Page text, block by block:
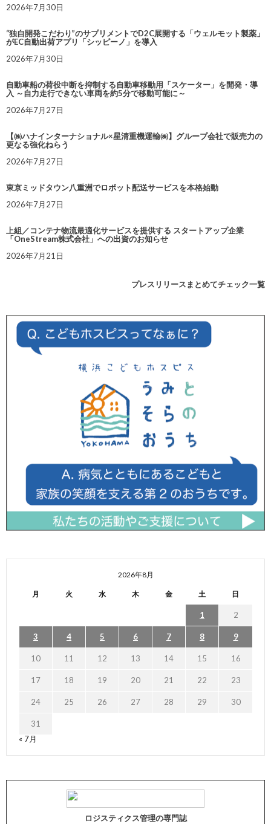
2026年7月30日
“独自開発こだわり”のサプリメントでD2C展開する「ウェルモット製薬」
がEC自動出荷アプリ「シッピーノ」を導入
2026年7月30日
自動車船の荷役中断を抑制する自動車移動用「スケーター」を開発・導
入 ～自力走行できない車両を約5分で移動可能に～
2026年7月27日
【㈱ハナインターナショナル×星清重機運輸㈱】グループ会社で販売力の
更なる強化ねらう
2026年7月27日
東京ミッドタウン八重洲でロボット配送サービスを本格始動
2026年7月27日
上組／コンテナ物流最適化サービスを提供する スタートアップ企業
「OneStream株式会社」への出資のお知らせ
2026年7月21日
プレスリリースまとめてチェック一覧
2026年8月
月 火 水 木 金 土 日
1 2
3 4 5 6 7 8 9
10 11 12 13 14 15 16
17 18 19 20 21 22 23
24 25 26 27 28 29 30
31
« 7月
ロジスティクス管理の専門誌